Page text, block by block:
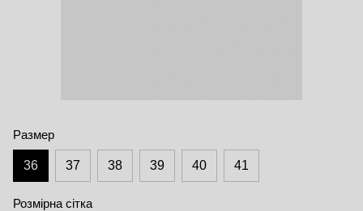
Размер
36 37 38 39 40 41
Розмірна сітка